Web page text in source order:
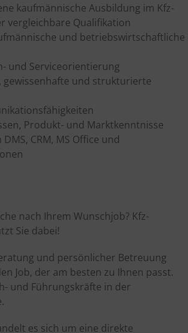
kaufmännische Ausbildung im Kfz-
vergleichbare Qualifikation
und betriebswirtschaftliche
und Serviceorientierung
gewissenhafte und strukturierte
Produkt- und Marktkenntnisse
CRM, MS Office und
nach Ihrem Wunschjob? Kfz-
Sie dabei!
und persönlicher Betreuung
Job, der am besten zu Ihnen passt.
und Führungskräfte in der
es sich um eine direkte